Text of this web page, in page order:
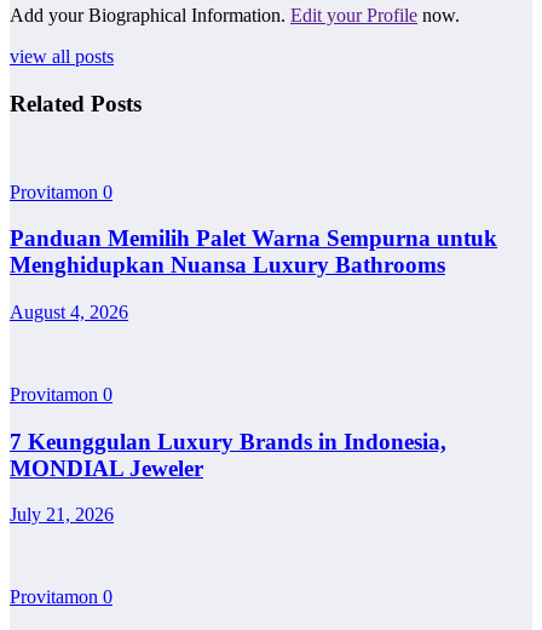
Add your Biographical Information. Edit your Profile now.
view all posts
Related Posts
Provitamon 0
Panduan Memilih Palet Warna Sempurna untuk
Menghidupkan Nuansa Luxury Bathrooms
August 4, 2026
Provitamon 0
7 Keunggulan Luxury Brands in Indonesia,
MONDIAL Jeweler
July 21, 2026
Provitamon 0